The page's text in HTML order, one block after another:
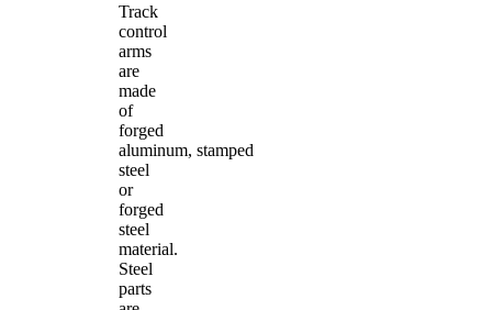
Track
control
arms
are
made
of
forged
aluminum, stamped
steel
or
forged
steel
material.
Steel
parts